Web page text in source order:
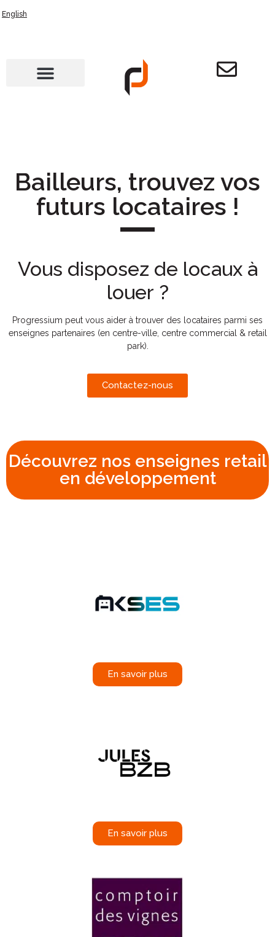
English
Bailleurs, trouvez vos
futurs locataires !
Vous disposez de locaux à
louer ?
Progressium peut vous aider à trouver des locataires parmi ses
enseignes partenaires (en centre-ville, centre commercial & retail
park).
Contactez-nous
Découvrez nos enseignes retail
en développement
En savoir plus
En savoir plus